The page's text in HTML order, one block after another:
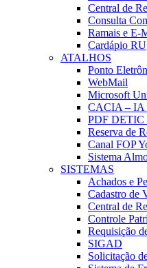
Central de
Consulta
Ramais e E-
Cardápio RU
ATALHOS
Ponto
WebMail
Microsoft
CACIA – IA
PDF DETIC
Reserva de
Canal FOP
Sistema
SISTEMAS
Achados e
Cadastro de
Central de
Controle
Requisição
SIGAD
Solicitação